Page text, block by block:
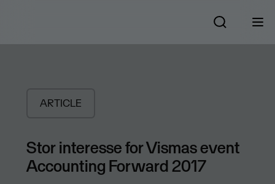
ARTICLE
Stor interesse for Vismas event
Accounting Forward 2017